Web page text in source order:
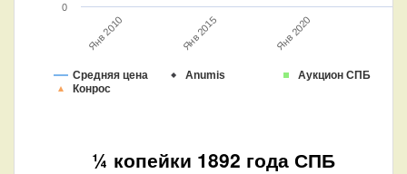
Средняя цена Anumis
Аукцион СПБ
Конрос
Янв 2010 Янв 2015 Янв 2020
0
¼ копейки 1892 года СПБ